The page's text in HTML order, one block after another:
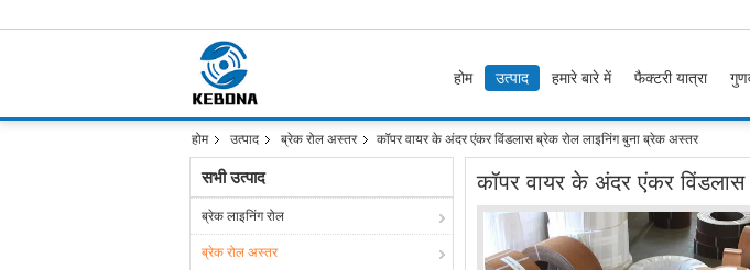
होम उत्पाद हमारे बारे में फैक्टरी यात्रा
होम उत्पाद ब्रेक रोल अस्तर कॉपर वायर के अंदर एंकर विंडलास ब्रेक रोल लाइनिंग बुना ब्रेक अस्तर
सभी उत्पाद
ब्रेक लाइनिंग रोल
ब्रेक रोल अस्तर
कॉपर वायर के अंदर एंकर